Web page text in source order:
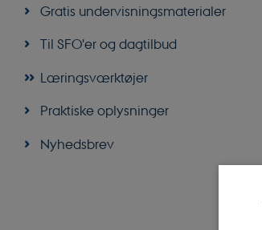
Gratis undervisningsmaterialer
Til SFO'er og dagtilbud
Læringsværktøjer
Praktiske oplysninger
Nyhedsbrev